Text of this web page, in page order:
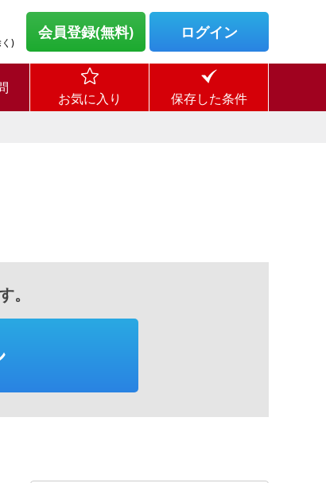
)
会員登録(無料) ログイン
お気に入り
保存した条件
。